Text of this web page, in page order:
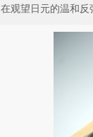
在观望日元的温和